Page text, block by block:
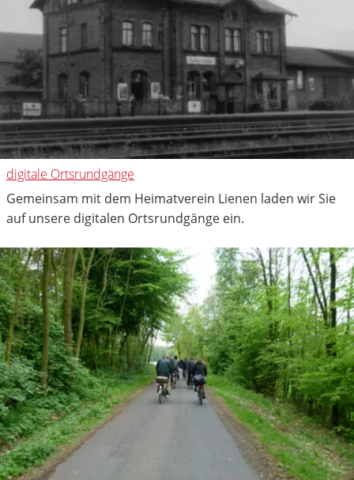
digitale Ortsrundgänge
Gemeinsam mit dem Heimatverein Lienen laden wir Sie
auf unsere digitalen Ortsrundgänge ein.